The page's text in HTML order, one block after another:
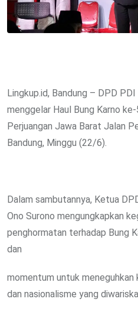
Lingkup.id, Bandung – DPD
menggelar Haul Bung Karno
Perjuangan Jawa Barat Jalan
Bandung, Minggu (22/6).
Dalam sambutannya, Ketua
Ono Surono mengungkapkan
penghormatan terhadap Bung
dan
momentum untuk meneguhkan
dan nasionalisme yang